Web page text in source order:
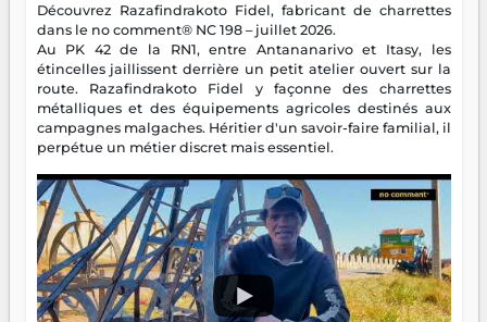
Découvrez Razafindrakoto Fidel, fabricant de charrettes
dans le no comment® NC 198 – juillet 2026.
Au PK 42 de la RN1, entre Antananarivo et Itasy, les
étincelles jaillissent derrière un petit atelier ouvert sur la
route. Razafindrakoto Fidel y façonne des charrettes
métalliques et des équipements agricoles destinés aux
campagnes malgaches. Héritier d'un savoir-faire familial, il
perpétue un métier discret mais essentiel.